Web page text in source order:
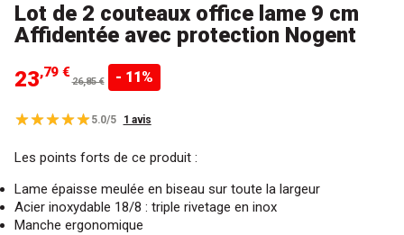
Lot de 2 couteaux office lame 9 cm
Affidentée avec protection Nogent
23,79 €
26,85 € - 11%
5.0/5 1 avis
Les points forts de ce produit :
Lame épaisse meulée en biseau sur toute la largeur
Acier inoxydable 18/8 : triple rivetage en inox
Manche ergonomique